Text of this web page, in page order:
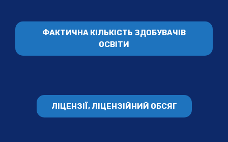
ФАКТИЧНА КІЛЬКІСТЬ ЗДОБУВАЧІВ
ОСВІТИ
ЛІЦЕНЗІЇ, ЛІЦЕНЗІЙНИЙ ОБСЯГ